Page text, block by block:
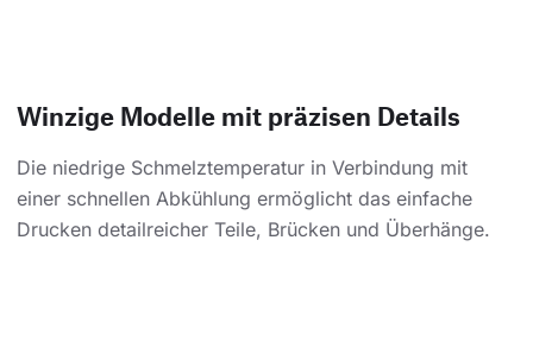
Winzige Modelle mit präzisen Details
Die niedrige Schmelztemperatur in Verbindung mit
einer schnellen Abkühlung ermöglicht das einfache
Drucken detailreicher Teile, Brücken und Überhänge.